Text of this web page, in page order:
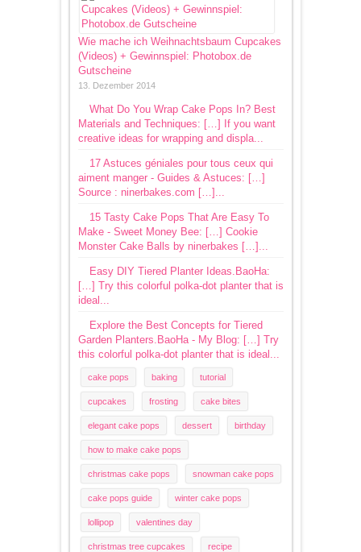
Wie mache ich Weihnachtsbaum Cupcakes
(Videos) + Gewinnspiel: Photobox.de
Gutscheine
13. Dezember 2014
What Do You Wrap Cake Pops In? Best
Materials and Techniques: […] If you want
creative ideas for wrapping and displa...
17 Astuces géniales pour tous ceux qui
aiment manger - Guides & Astuces: […]
Source : ninerbakes.com […]...
15 Tasty Cake Pops That Are Easy To
Make - Sweet Money Bee: […] Cookie
Monster Cake Balls by ninerbakes […]...
Easy DIY Tiered Planter Ideas.BaoHa:
[…] Try this colorful polka-dot planter that is
ideal...
Explore the Best Concepts for Tiered
Garden Planters.BaoHa - My Blog: […] Try
this colorful polka-dot planter that is ideal...
cake pops baking tutorial
cupcakes frosting cake bites
elegant cake pops dessert birthday
how to make cake pops
christmas cake pops snowman cake pops
cake pops guide winter cake pops
lollipop valentines day
christmas tree cupcakes recipe